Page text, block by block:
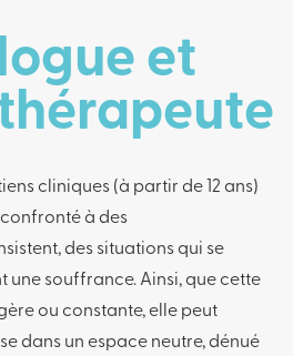
et
cliniques (à partir de 12 ans)
confronté à des
des situations qui se
une souffrance. Ainsi, que cette
ou constante, elle peut
dans un espace neutre, dénué